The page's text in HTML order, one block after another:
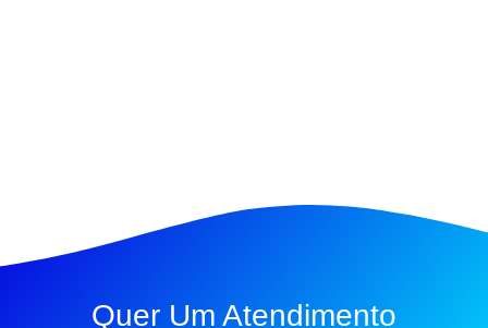
Quer Um Atendimento